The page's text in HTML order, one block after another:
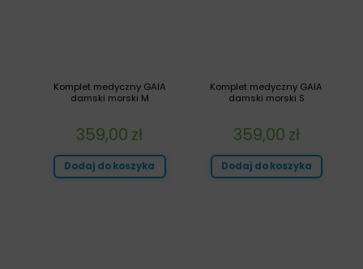
Komplet medyczny GAIA
damski morski S
359,00 zł
Dodaj do koszyka
Komplet medyczny GAIA
damski morski M
359,00 zł
Dodaj do koszyka